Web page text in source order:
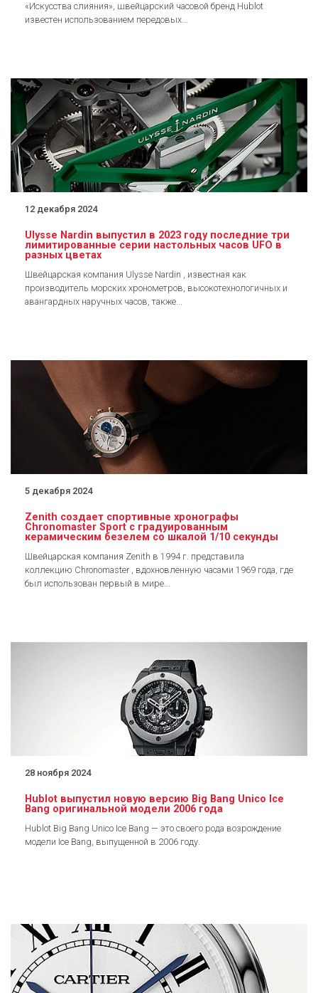
«Искусства слияния», швейцарский часовой бренд Hublot
известен использованием передовых...
12 декабря 2024
Ulysse Nardin выпустил в 2023 году последние три
лимитированные серии настольных часов UFO в
разных цветах
Швейцарская компания Ulysse Nardin , известная как
производитель морских хронометров, высокотехнологичных и
авангардных наручных часов, также...
5 декабря 2024
Zenith создает спортивные хронографы
Chronomaster Sport с градуированным
керамическим безелем со шкалой 1/10 секунды
Швейцарская компания Zenith в 1994 г. представила
коллекцию Chronomaster , вдохновленную часами 1969 года, где
был использован первый в мире...
28 ноября 2024
Hublot выпустил новую версию Big Bang Unico Ice
Bang оригинальной модели 2006 года
Hublot Big Bang Unico Ice Bang — это своего рода возрождение
модели Ice Bang, выпущенной в 2006 году.